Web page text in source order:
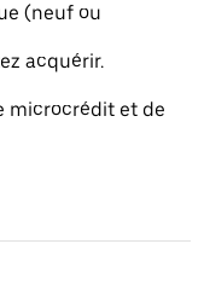
(neuf ou
acquérir.
microcrédit et de